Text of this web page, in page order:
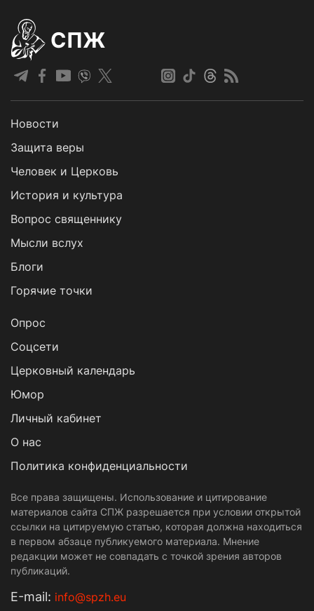
СПЖ
Новости
Защита веры
Человек и Церковь
История и культура
Вопрос священнику
Мысли вслух
Блоги
Горячие точки
Опрос
Cоцсети
Церковный календарь
Юмор
Личный кабинет
О нас
Политика конфиденциальности
Все права защищены. Использование и цитирование
материалов сайта СПЖ разрешается при условии открытой
ссылки на цитируемую статью, которая должна находиться
в первом абзаце публикуемого материала. Мнение
редакции может не совпадать с точкой зрения авторов
публикаций.
Е-mail: info@spzh.eu